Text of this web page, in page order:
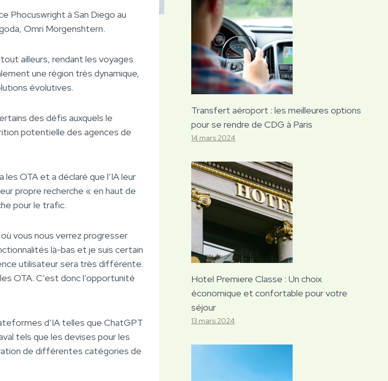
Phocuswright à San Diego au
Omri Morgenshtern.
ailleurs, rendant les voyages
une région très dynamique,
évolutives.
des défis auxquels le
potentielle des agences de
OTA et a déclaré que l’IA leur
propre recherche « en haut de
pour le trafic.
vous nous verrez progresser
là-bas et je suis certain
utilisateur sera très différente.
OTA. C’est donc l’opportunité
d’IA telles que ChatGPT
tels que les devises pour les
de différentes catégories de
Transfert aéroport : les meilleures options
pour se rendre de CDG à Paris
14 mars 2024
Hotel Premiere Classe : Un choix
économique et confortable pour votre
séjour
13 mars 2024